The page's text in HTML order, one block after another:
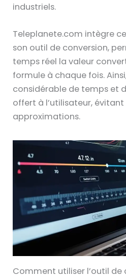
industriels.
Teleplanete.com intègre
son outil de conversion,
temps réel la valeur
formule à chaque fois.
considérable de temps et
offert à l’utilisateur,
approximations.
Comment utiliser l’outil de